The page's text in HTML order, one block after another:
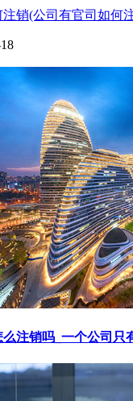
销(公司有官司如何
注销吗_一个公司只